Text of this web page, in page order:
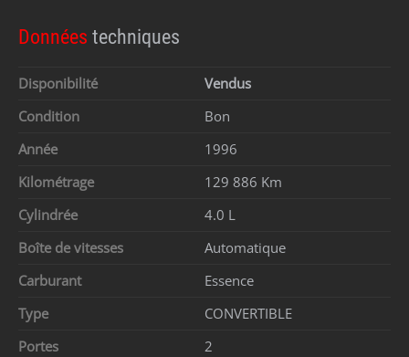
Données techniques
Disponibilité
Vendus
Condition
Bon
Année
1996
Kilométrage
129 886 Km
Cylindrée
4.0 L
Boîte de vitesses
Automatique
Carburant
Essence
Type
CONVERTIBLE
Portes
2